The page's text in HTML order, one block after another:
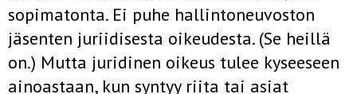
sopimatonta. Ei puhe hallintoneuvoston
jäsenten juriidisesta oikeudesta. (Se heillä
on.) Mutta juridinen oikeus tulee kyseeseen
ainoastaan, kun syntyy riita tai asiat